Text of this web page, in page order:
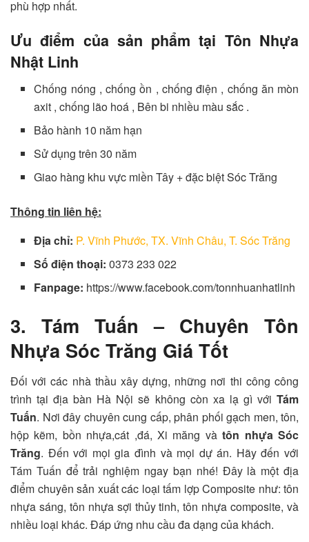
phù hợp nhất.
Ưu điểm của sản phẩm tại Tôn Nhựa
Nhật Linh
Chống nóng , chống ồn , chống điện , chống ăn mòn
axit , chống lão hoá , Bên bi nhiều màu sắc .
Bảo hành 10 năm hạn
Sử dụng trên 30 năm
Giao hàng khu vực miền Tây + đặc biệt Sóc Trăng
Thông tin liên hệ:
Địa chỉ: P. Vĩnh Phước, TX. Vĩnh Châu, T. Sóc Trăng
Số điện thoại:0373 233 022
Fanpage: https://www.facebook.com/tonnhuanhatlinh
3. Tám Tuấn – Chuyên Tôn
Nhựa Sóc Trăng Giá Tốt
Đối với các nhà thầu xây dựng, những nơi thi công công
trình tại địa bàn Hà Nội sẽ không còn xa lạ gì với Tám
Tuấn. Nơi đây chuyên cung cấp, phân phối gạch men, tôn,
hộp kẽm, bồn nhựa,cát ,đá, Xi măng vàtôn nhựa Sóc
Trăng. Đến với mọi gia đình và mọi dự án. Hãy đến với
Tám Tuấn để trải nghiệm ngay bạn nhé! Đây là một địa
điểm chuyên sản xuất các loại tấm lợp Composite như: tôn
nhựa sáng, tôn nhựa sợi thủy tinh, tôn nhựa composite, và
nhiều loại khác. Đáp ứng nhu cầu đa dạng của khách.